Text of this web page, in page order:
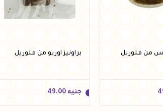
من فلوريل براونيز اوريو من فلوريل
جنيه 49.00